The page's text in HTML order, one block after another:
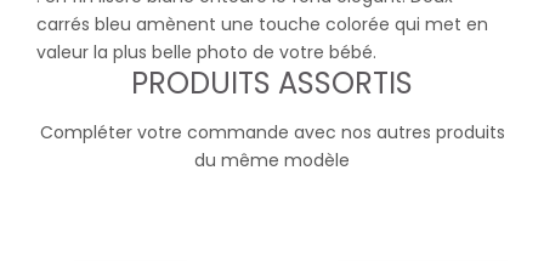
carrés bleu amènent une touche colorée qui met en
valeur la plus belle photo de votre bébé.
PRODUITS ASSORTIS
Compléter votre commande avec nos autres produits
du même modèle